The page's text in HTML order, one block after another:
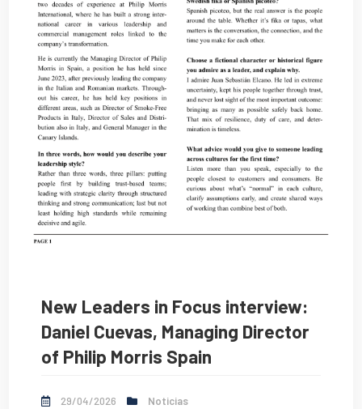
New Leaders in Focus interview:
Daniel Cuevas, Managing Director
of Philip Morris Spain
29/04/2026 Noticias